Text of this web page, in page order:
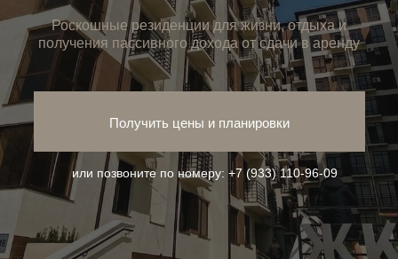
Получить цены и планировки
или позвоните по номеру: +7 (933) 110-96-09
Роскошные резиденции для жизни, отдыха и
получения пассивного дохода от сдачи в аренду